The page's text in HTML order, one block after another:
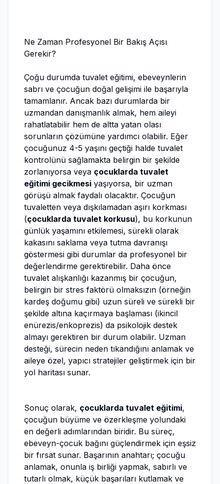
Ne Zaman Profesyonel Bir Bakış Açısı
Gerekir?
Çoğu durumda tuvalet eğitimi, ebeveynlerin
sabrı ve çocuğun doğal gelişimi ile başarıyla
tamamlanır. Ancak bazı durumlarda bir
uzmandan danışmanlık almak, hem aileyi
rahatlatabilir hem de altta yatan olası
sorunların çözümüne yardımcı olabilir. Eğer
çocuğunuz 4-5 yaşını geçtiği halde tuvalet
kontrolünü sağlamakta belirgin bir şekilde
zorlanıyorsa veya çocuklarda tuvalet
eğitimi gecikmesi yaşıyorsa, bir uzman
görüşü almak faydalı olacaktır. Çocuğun
tuvaletten veya dışkılamadan aşırı korkması
(çocuklarda tuvalet korkusu), bu korkunun
günlük yaşamını etkilemesi, sürekli olarak
kakasını saklama veya tutma davranışı
göstermesi gibi durumlar da profesyonel bir
değerlendirme gerektirebilir. Daha önce
tuvalet alışkanlığı kazanmış bir çocuğun,
belirgin bir stres faktörü olmaksızın (örneğin
kardeş doğumu gibi) uzun süreli ve sürekli bir
şekilde altına kaçırmaya başlaması (ikincil
enürezis/enkoprezis) da psikolojik destek
almayı gerektiren bir durum olabilir. Uzman
desteği, sürecin neden tıkandığını anlamak ve
aileye özel, yapıcı stratejiler geliştirmek için bir
yol haritası sunar.
Sonuç olarak, çocuklarda tuvalet eğitimi,
çocuğun büyüme ve özerkleşme yolundaki
en değerli adımlarından biridir. Bu süreç,
ebeveyn-çocuk bağını güçlendirmek için eşsiz
bir fırsat sunar. Başarının anahtarı; çocuğu
anlamak, onunla iş birliği yapmak, sabırlı ve
tutarlı olmak, küçük başarıları kutlamak ve